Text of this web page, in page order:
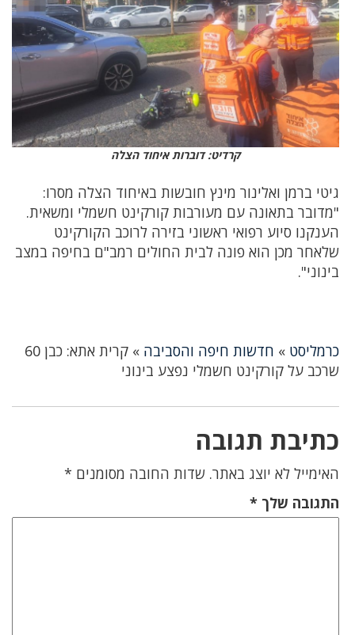
קרדיט: דוברות איחוד הצלה
גיטי ברמן ואלינור מינץ חובשות באיחוד הצלה מסרו:
"מדובר בתאונה עם מעורבות קורקינט חשמלי ומשאית.
הענקנו סיוע רפואי ראשוני בזירה לרוכב הקורקינט
שלאחר מכן הוא פונה לבית החולים רמב"ם בחיפה במצב
בינוני".
כרמליסט » חדשות חיפה והסביבה »
קרית אתא: כבן 60
שרכב על קורקינט חשמלי נפצע בינוני
כתיבת תגובה
האימייל לא יוצג באתר. שדות החובה מסומנים *
התגובה שלך *